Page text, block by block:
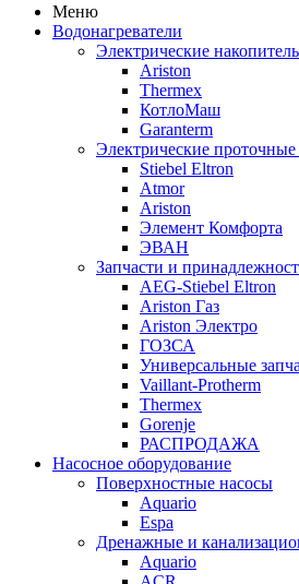
Меню
Водонагреватели
Электрические
Ariston
Thermex
КотлоМаш
Garanterm
Электрические проточные
Stiebel Eltron
Atmor
Ariston
Элемент Комфорта
ЭВАН
Запчасти и
AEG-Stiebel Eltron
Ariston Газ
Ariston Электро
ГОЗСА
Универсальные
Vaillant-Protherm
Thermex
Gorenje
РАСПРОДАЖА
Насосное оборудование
Поверхностные насосы
Aquario
Espa
Дренажные и
Aquario